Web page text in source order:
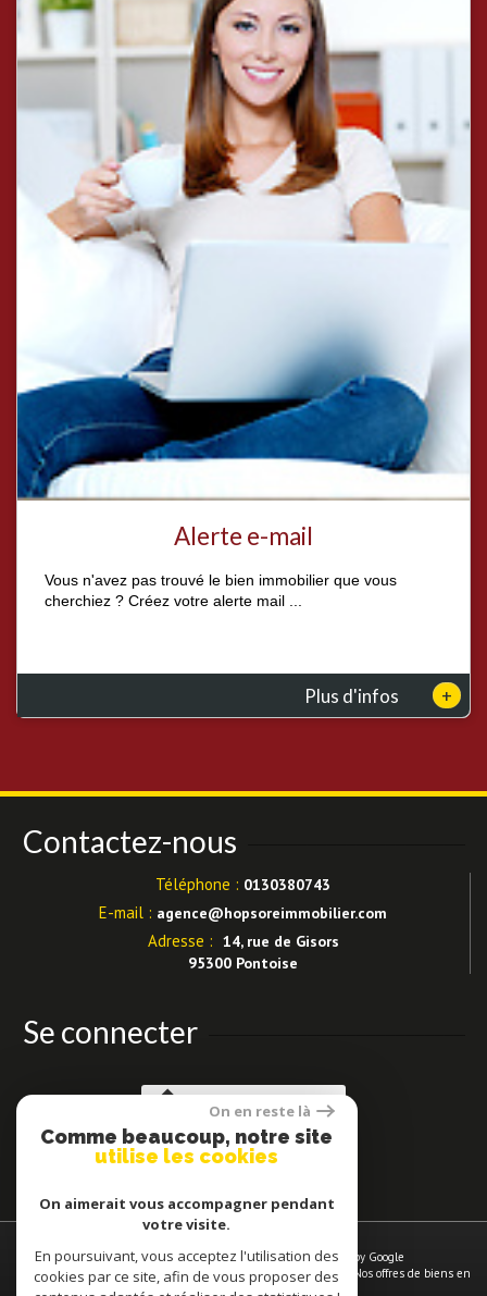
Alerte e-mail
Vous n'avez pas trouvé le bien immobilier que vous
cherchiez ? Créez votre alerte mail ...
Plus d'infos +
Contactez-nous
Téléphone : 0130380743
E-mail : agence@hopsoreimmobilier.com
Adresse : 14, rue de Gisors
95300 Pontoise
Se connecter
Espace propriétaires
© 2026 | Tous droits réservés | Traduction powered by Google
Plan du site- Mentions légales-Nos honoraires-Liens- Admin
Nos offres de biens en
vente àPontoise - Politique RGPD
On en reste là
Comme beaucoup, notre site
utilise les cookies
On aimerait vous accompagner pendant
votre visite.
En poursuivant, vous acceptez l'utilisation des
cookies par ce site, afin de vous proposer des